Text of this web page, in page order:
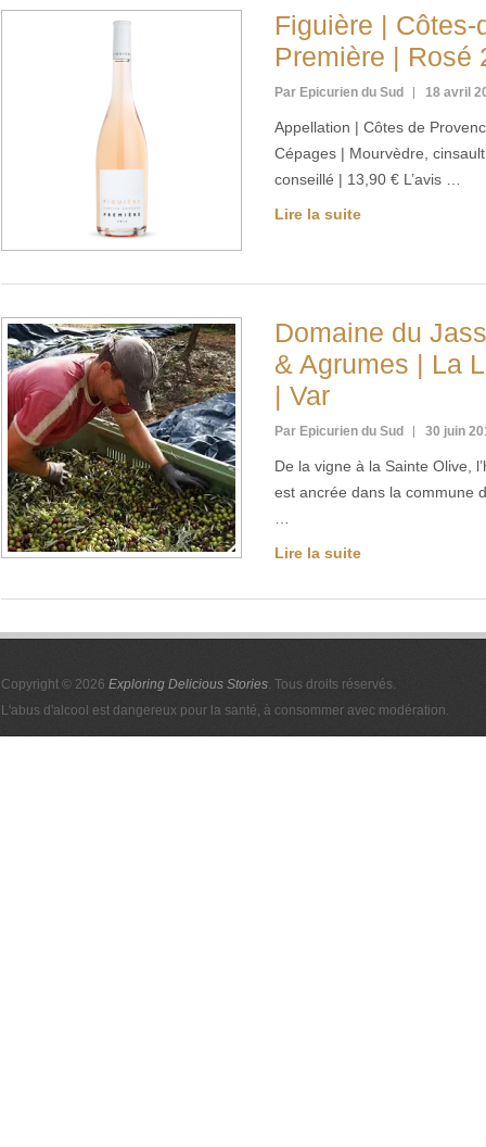
Figuière |
Première | Rosé
Par Epicurien du Sud 18 avril
Appellation | Côtes de
Cépages | Mourvèdre,
conseillé | 13,90 € L’avis …
Lire la suite
Domaine du
& Agrumes | La
| Var
Par Epicurien du Sud 30 juin
De la vigne à la Sainte Olive,
est ancrée dans la commune
Lire la suite
Copyright © 2026 Exploring Delicious Stories. Tous droits réservés.
L'abus d'alcool est dangereux pour la santé, à consommer avec modération.